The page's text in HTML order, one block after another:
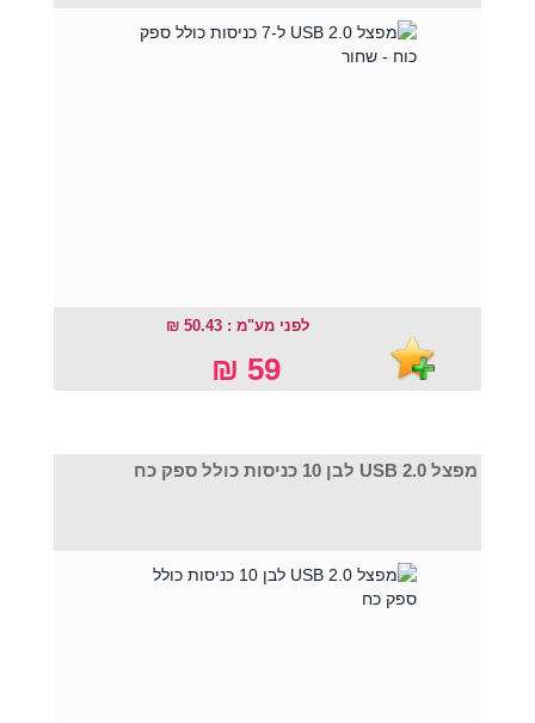
לפני מע"מ : 50.43 ₪
59 ₪
מפצל USB 2.0 לבן 10 כניסות כולל ספק כח